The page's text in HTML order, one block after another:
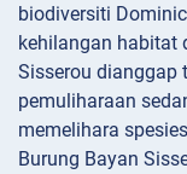
biodiversiti
kehilangan habitat
Sisserou dianggap
pemuliharaan
memelihara
Burung Bayan